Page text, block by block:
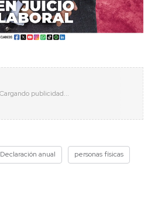
Declaración anual personas físicas